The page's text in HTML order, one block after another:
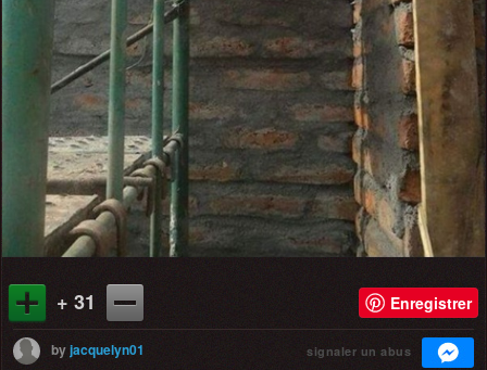
+ 31 Enregistrer
byjacquelyn01 signaler un abus